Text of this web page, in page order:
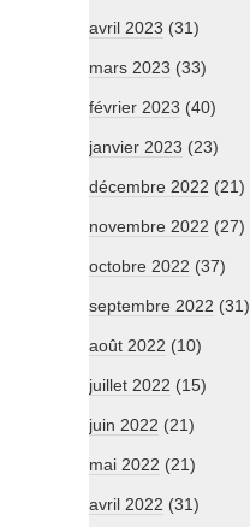
avril 2023 (31)
mars 2023 (33)
février 2023 (40)
janvier 2023 (23)
décembre 2022 (21)
novembre 2022 (27)
octobre 2022 (37)
septembre 2022 (31)
août 2022 (10)
juillet 2022 (15)
juin 2022 (21)
mai 2022 (21)
avril 2022 (31)